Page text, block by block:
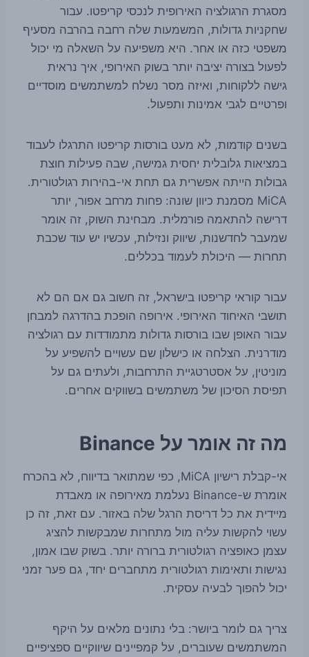
מסגרת הרגולציה האירופית לנכסי קריפטו. עבור
שחקניות גדולות, המשמעות שלה רחבה בהרבה מסעיף
משפטי כזה או אחר. היא משפיעה על השאלה מי יכול
לפעול בצורה יציבה יותר בשוק האירופי, איך נראית
גישה ללקוחות, ואיזה מסר נשלח למשתמשים מוסדיים
ופרטיים לגבי אמינות ותפעול.
בשנים קודמות, לא מעט בורסות קריפטו התרגלו לעבוד
במציאות גלובלית יחסית גמישה, שבה פעילות חוצת
גבולות הייתה אפשרית גם תחת אי-בהירות רגולטורית.
MiCA מסמנת כיוון שונה: פחות מרחב אפור, יותר
דרישה להתאמה פורמלית. מבחינת השוק, זה אומר
שמעבר לחדשנות, שיווק ונזילות, עכשיו יש עוד שכבת
תחרות — היכולת לעמוד בכללים.
עבור קוראי קריפטו בישראל, זה חשוב גם אם הם לא
תושבי האיחוד האירופי. אירופה הופכת בהדרגה למבחן
עבור האופן שבו בורסות גדולות מתמודדות עם רגולציה
מודרנית. הצלחה או כישלון שם עשויים להשפיע על
מוניטין, על אסטרטגיית התרחבות, ולעתים גם על
תפיסת הסיכון של משתמשים בשווקים אחרים.
מה זה אומר על Binance
אי-קבלת רישיון MiCA, כפי שמתואר בדיווח, לא בהכרח
אומרת ש-Binance נעלמת מאירופה או מאבדת
מיידית את כל דריסת הרגל שלה באזור. עם זאת, זה כן
עשוי להקשות עליה מול מתחרות שמבקשות להציג
עצמן כאופציה רגולטורית ברורה יותר. בשוק שבו אמון,
נגישות ותאימות רגולטורית מתחברים יחד, גם פער זמני
יכול להפוך לבעיה עסקית.
צריך גם לומר ביושר: בלי נתונים מלאים על היקף
המשתמשים שעוברים, על קמפיינים שיווקיים ספציפיים